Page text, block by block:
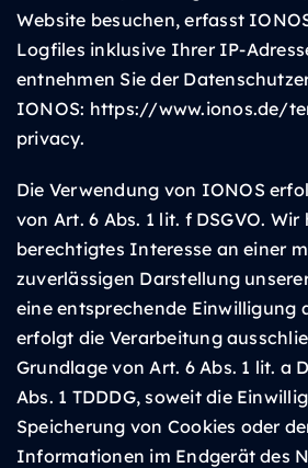
Website besuchen, erfasst
Logfiles inklusive Ihrer IP-
entnehmen Sie der
IONOS: https://www.ionos.de/
privacy.
Die Verwendung von IONOS
von Art. 6 Abs. 1 lit. f DSGVO. Wir
berechtigtes Interesse an einer
zuverlässigen Darstellung
eine entsprechende Einwilligung
erfolgt die Verarbeitung
Grundlage von Art. 6 Abs. 1 lit. a
Abs. 1 TDDDG, soweit die
Speicherung von Cookies oder
Informationen im Endgerät des